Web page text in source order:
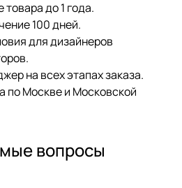
до 1 года.
100 дней.
для дизайнеров
на всех этапах заказа.
по Москве и Московской
вопросы